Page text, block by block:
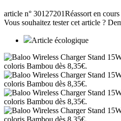
article n° 30127201Réassort en cours
Vous souhaitez tester cet article ?
Article écologique